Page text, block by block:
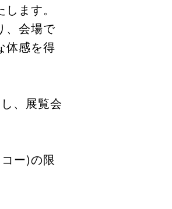
ます。
、会場で
体感を得
、展覧会
ー)の限